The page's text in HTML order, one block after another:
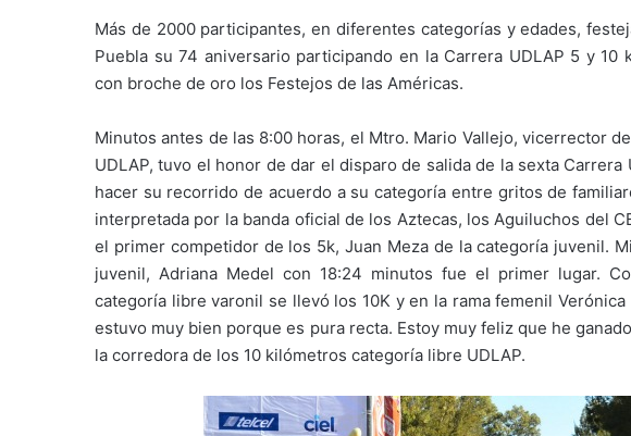
Más de 2000 participantes, en diferentes categorías y edades,
Puebla su 74 aniversario participando en la Carrera UDLAP 5 y
con broche de oro los Festejos de las Américas.
Minutos antes de las 8:00 horas, el Mtro. Mario Vallejo, vicerrector
UDLAP, tuvo el honor de dar el disparo de salida de la sexta
hacer su recorrido de acuerdo a su categoría entre gritos de
interpretada por la banda oficial de los Aztecas, los Aguiluchos del
el primer competidor de los 5k, Juan Meza de la categoría juvenil.
juvenil, Adriana Medel con 18:24 minutos fue el primer lugar.
categoría libre varonil se llevó los 10K y en la rama femenil
estuvo muy bien porque es pura recta. Estoy muy feliz que he
la corredora de los 10 kilómetros categoría libre UDLAP.